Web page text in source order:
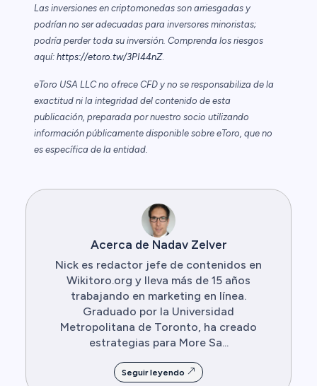
Las inversiones en criptomonedas son arriesgadas y
podrían no ser adecuadas para inversores minoristas;
podría perder toda su inversión. Comprenda los riesgos
aquí: https://etoro.tw/3PI44nZ.
eToro USA LLC no ofrece CFD y no se responsabiliza de la
exactitud ni la integridad del contenido de esta
publicación, preparada por nuestro socio utilizando
información públicamente disponible sobre eToro, que no
es específica de la entidad.
Acerca de Nadav Zelver
Nick es redactor jefe de contenidos en
Wikitoro.org y lleva más de 15 años
trabajando en marketing en línea.
Graduado por la Universidad
Metropolitana de Toronto, ha creado
estrategias para More Sa...
Seguir leyendo